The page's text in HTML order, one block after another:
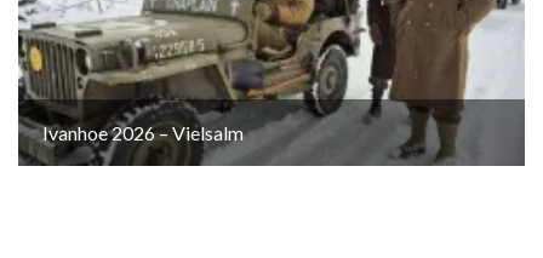
Ivanhoe 2026 – Vielsalm